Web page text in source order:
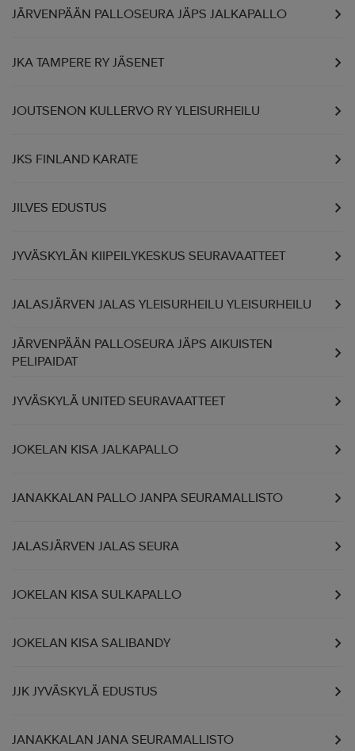
JÄRVENPÄÄN PALLOSEURA JÄPS JALKAPALLO
JKA TAMPERE RY JÄSENET
JOUTSENON KULLERVO RY YLEISURHEILU
JKS FINLAND KARATE
JILVES EDUSTUS
JYVÄSKYLÄN KIIPEILYKESKUS SEURAVAATTEET
JALASJÄRVEN JALAS YLEISURHEILU YLEISURHEILU
JÄRVENPÄÄN PALLOSEURA JÄPS AIKUISTEN
PELIPAIDAT
JYVÄSKYLÄ UNITED SEURAVAATTEET
JOKELAN KISA JALKAPALLO
JANAKKALAN PALLO JANPA SEURAMALLISTO
JALASJÄRVEN JALAS SEURA
JOKELAN KISA SULKAPALLO
JOKELAN KISA SALIBANDY
JJK JYVÄSKYLÄ EDUSTUS
JANAKKALAN JANA SEURAMALLISTO